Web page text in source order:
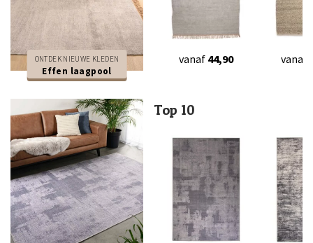
ONTDEK NIEUWE KLEDEN
Effen laagpool
vanaf 44,90 vanaf
Top 10